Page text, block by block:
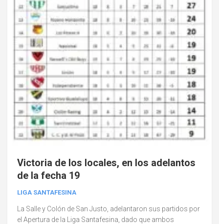
Victoria de los locales, en los adelantos
de la fecha 19
LIGA SANTAFESINA
La Salle y Colón de San Justo, adelantaron sus partidos por
el Apertura de la Liga Santafesina, dado que ambos